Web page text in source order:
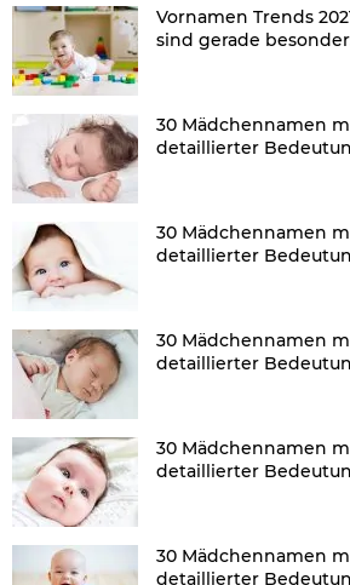
Vornamen Trends
sind gerade
30 Mädchennamen
detaillierter
30 Mädchennamen
detaillierter
30 Mädchennamen
detaillierter
30 Mädchennamen
detaillierter
30 Mädchennamen
detaillierter